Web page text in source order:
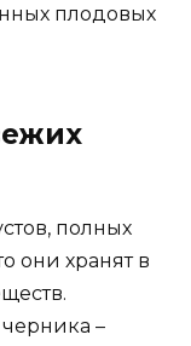
плодовых
полных
они хранят в
–